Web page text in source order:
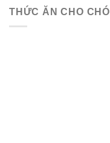
THỨC ĂN CHO CHÓ